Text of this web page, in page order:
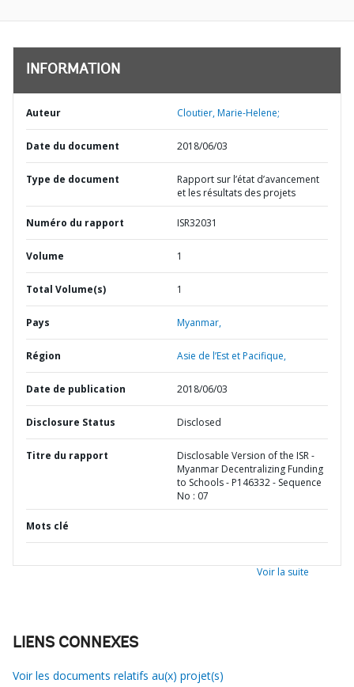
INFORMATION
Auteur Cloutier, Marie-Helene;
Date du document 2018/06/03
Type de document
Rapport sur l’état d’avancement
et les résultats des projets
Numéro du rapport ISR32031
Volume 1
Total Volume(s) 1
Pays Myanmar,
Région Asie de l’Est et Pacifique,
Date de publication 2018/06/03
Disclosure Status Disclosed
Titre du rapport
Disclosable Version of the ISR -
Myanmar Decentralizing Funding
to Schools - P146332 - Sequence
No : 07
Mots clé
Voir la suite
LIENS CONNEXES
Voir les documents relatifs au(x) projet(s)